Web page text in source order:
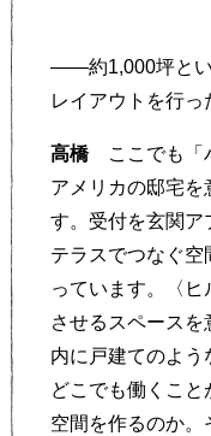
——約1,000坪とい
レイアウトを行っ
高橋ここでも「
アメリカの邸宅を
す。受付を玄関ア
テラスでつなぐ
っています。〈
させるスペース
内に戸建てのよう
どこでも働くこ
空間を作るのか。